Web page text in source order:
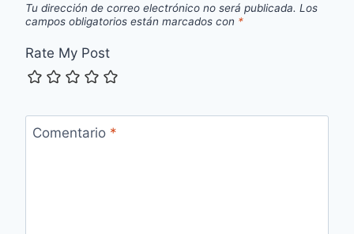
Tu dirección de correo electrónico no será publicada. Los
campos obligatorios están marcados con *
Rate My Post
Comentario *